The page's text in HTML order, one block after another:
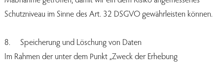
Schutzniveau im Sinne des Art. 32 DSGVO gewährleisten können.
8. Speicherung und Löschung von Daten
Im Rahmen der unter dem Punkt „Zweck der Erhebung